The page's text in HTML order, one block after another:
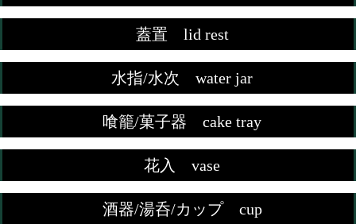
蓋置 lid rest
水指/水次 water jar
喰籠/菓子器 cake tray
花入 vase
酒器/湯呑/カップ cup